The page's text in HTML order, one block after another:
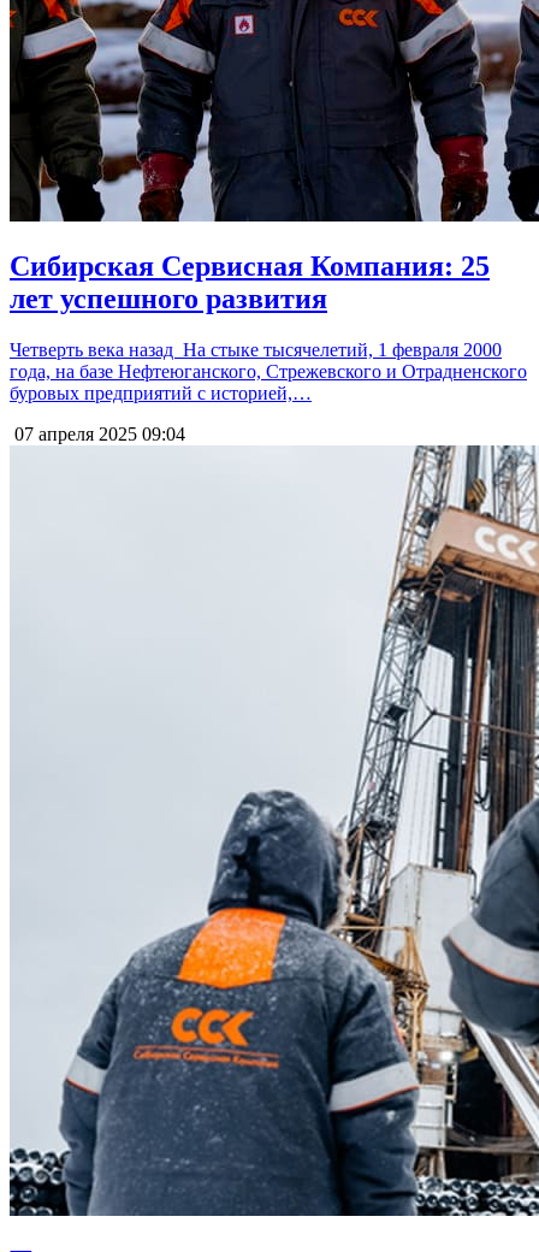
Сибирская Сервисная Компания: 25
лет успешного развития
Четверть века назад На стыке тысячелетий, 1 февраля 2000
года, на базе Нефтеюганского, Стрежевского и Отрадненского
буровых предприятий с историей,…
07 апреля 2025 09:04